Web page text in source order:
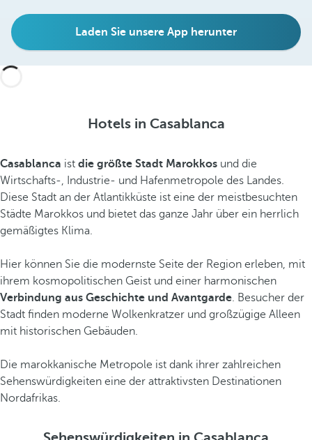
Laden Sie unsere App herunter
Hotels in Casablanca
Casablanca ist die größte Stadt Marokkos und die
Wirtschafts-, Industrie- und Hafenmetropole des Landes.
Diese Stadt an der Atlantikküste ist eine der meistbesuchten
Städte Marokkos und bietet das ganze Jahr über ein herrlich
gemäßigtes Klima.
Hier können Sie die modernste Seite der Region erleben, mit
ihrem kosmopolitischen Geist und einer harmonischen
Verbindung aus Geschichte und Avantgarde. Besucher der
Stadt finden moderne Wolkenkratzer und großzügige Alleen
mit historischen Gebäuden.
Die marokkanische Metropole ist dank ihrer zahlreichen
Sehenswürdigkeiten eine der attraktivsten Destinationen
Nordafrikas.